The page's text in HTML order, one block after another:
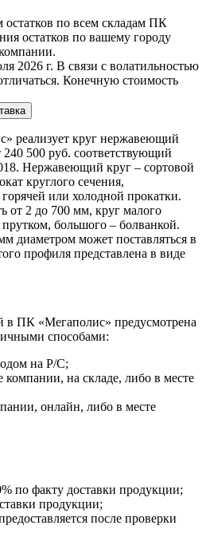
остатков по всем складам ПК
остатков по вашему городу
2026 г. В связи с волатильностью
Конечную стоимость
реализует круг нержавеющий
500 руб. соответствующий
Нержавеющий круг – сортовой
круглого сечения,
или холодной прокатки.
от 2 до 700 мм, круг малого
большого – болванкой.
диаметром может поставляться в
профиля представлена в виде
в ПК «Мегаполис» предусмотрена
способами:
на Р/С;
на складе, либо в месте
онлайн, либо в месте
по факту доставки продукции;
продукции;
после проверки